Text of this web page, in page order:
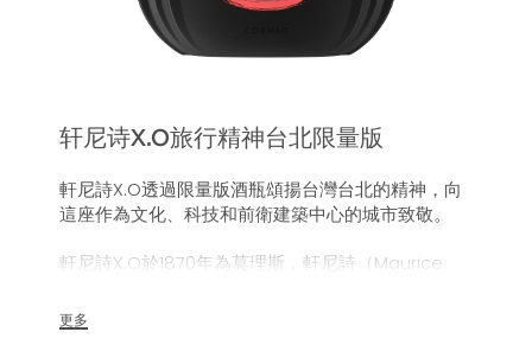
轩尼诗X.O旅行精神台北限量版
軒尼詩X.O透過限量版酒瓶頌揚台灣台北的精神，向
這座作為文化、科技和前衛建築中心的城市致敬。
軒尼詩X.O於1870年為莫理斯．軒尼詩（Maurice
瓶向台北精神致敬。特別設計的插圖與瓶內的干邑一
樣大膽時尚，彰顯了這座城市作為前衛建築和多元文
更多